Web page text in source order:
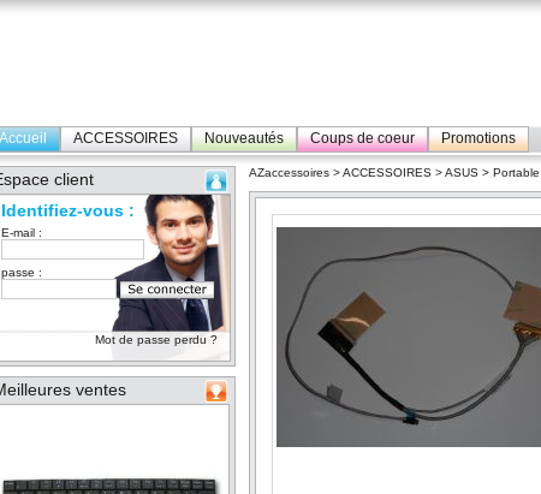
Accueil ACCESSOIRES Nouveautés Coups de coeur Promotions
client
Identifiez-vous :
E-mail :
passe :
Mot de passe perdu ?
ventes
AZaccessoires >ACCESSOIRES >ASUS > Portable